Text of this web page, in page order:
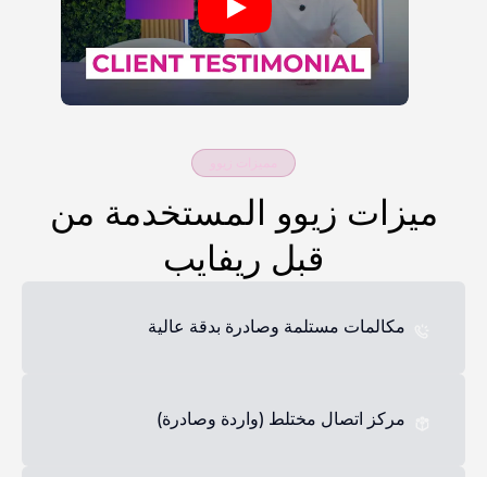
ميزات زيوو المستخدمة من
قبل ريفايب
مكالمات مستلمة وصادرة بدقة عالية
مركز اتصال مختلط (واردة وصادرة)